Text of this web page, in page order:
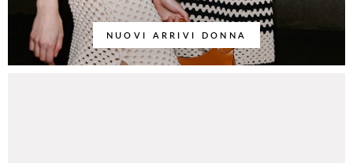
NUOVI ARRIVI DONNA